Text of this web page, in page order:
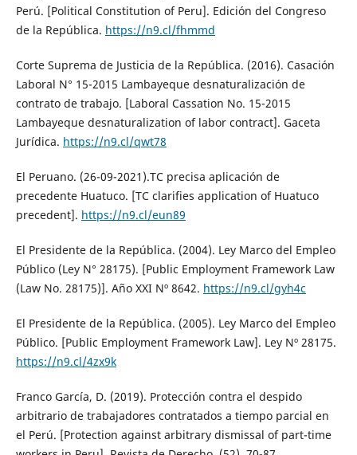
Perú. [Political Constitution of Peru]. Edición del Congreso
de la República. https://n9.cl/fhmmd
Corte Suprema de Justicia de la República. (2016). Casación
Laboral N° 15-2015 Lambayeque desnaturalización de
contrato de trabajo. [Laboral Cassation No. 15-2015
Lambayeque desnaturalization of labor contract]. Gaceta
Jurídica. https://n9.cl/qwt78
El Peruano. (26-09-2021).TC precisa aplicación de
precedente Huatuco. [TC clarifies application of Huatuco
precedent]. https://n9.cl/eun89
El Presidente de la República. (2004). Ley Marco del Empleo
Público (Ley N° 28175). [Public Employment Framework Law
(Law No. 28175)]. Año XXI Nº 8642. https://n9.cl/gyh4c
El Presidente de la República. (2005). Ley Marco del Empleo
Público. [Public Employment Framework Law]. Ley Nº 28175.
https://n9.cl/4zx9k
Franco García, D. (2019). Protección contra el despido
arbitrario de trabajadores contratados a tiempo parcial en
el Perú. [Protection against arbitrary dismissal of part-time